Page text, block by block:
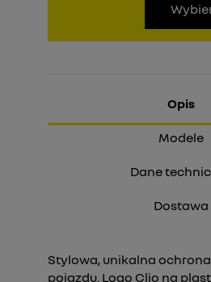
Opis
Modele
Dane
Dostawa
Stylowa, unikalna
pojazdu. Logo Clio na